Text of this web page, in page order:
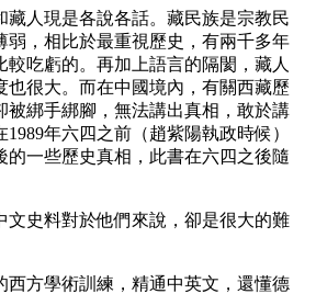
人現是各說各話。藏民族是宗教民
，相比於最重視歷史，有兩千多年
吃虧的。再加上語言的隔閡，藏人
很大。而在中國境內，有關西藏歷
綁手綁腳，無法講出真相，敢於講
年六四之前（趙紫陽執政時候）
一些歷史真相，此書在六四之後隨
史料對於他們來說，卻是很大的難
方學術訓練，精通中英文，還懂德